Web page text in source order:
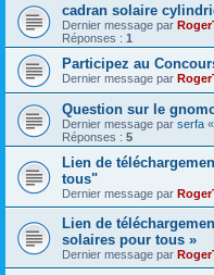
cadran solaire
Dernier message par
Réponses : 1
Participez au
Dernier message par
Question sur le
Dernier message par serfa «
Réponses : 5
Lien de
tous"
Dernier message par
Lien de
solaires pour tous »
Dernier message par